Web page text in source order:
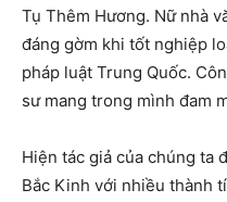
Tụ Thêm Hương. Nữ nhà
đáng gờm khi tốt nghiệp
pháp luật Trung Quốc.
sư mang trong mình đam
Hiện tác giả của chúng ta
Bắc Kinh với nhiều thành